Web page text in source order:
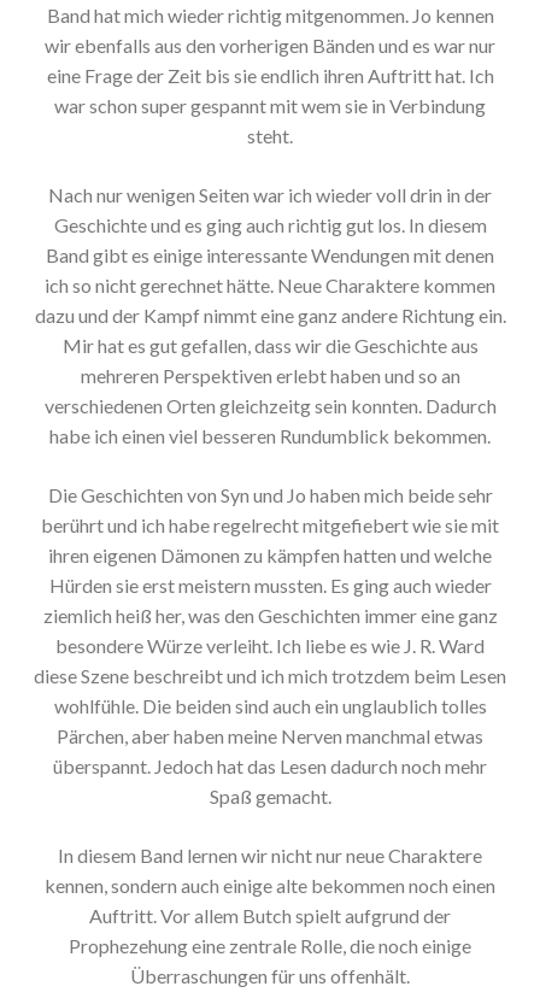
Band hat mich wieder richtig mitgenommen. Jo kennen
wir ebenfalls aus den vorherigen Bänden und es war nur
eine Frage der Zeit bis sie endlich ihren Auftritt hat. Ich
war schon super gespannt mit wem sie in Verbindung
steht.
Nach nur wenigen Seiten war ich wieder voll drin in der
Geschichte und es ging auch richtig gut los. In diesem
Band gibt es einige interessante Wendungen mit denen
ich so nicht gerechnet hätte. Neue Charaktere kommen
dazu und der Kampf nimmt eine ganz andere Richtung ein.
Mir hat es gut gefallen, dass wir die Geschichte aus
mehreren Perspektiven erlebt haben und so an
verschiedenen Orten gleichzeitg sein konnten. Dadurch
habe ich einen viel besseren Rundumblick bekommen.
Die Geschichten von Syn und Jo haben mich beide sehr
berührt und ich habe regelrecht mitgefiebert wie sie mit
ihren eigenen Dämonen zu kämpfen hatten und welche
Hürden sie erst meistern mussten. Es ging auch wieder
ziemlich heiß her, was den Geschichten immer eine ganz
besondere Würze verleiht. Ich liebe es wie J. R. Ward
diese Szene beschreibt und ich mich trotzdem beim Lesen
wohlfühle. Die beiden sind auch ein unglaublich tolles
Pärchen, aber haben meine Nerven manchmal etwas
überspannt. Jedoch hat das Lesen dadurch noch mehr
Spaß gemacht.
In diesem Band lernen wir nicht nur neue Charaktere
kennen, sondern auch einige alte bekommen noch einen
Auftritt. Vor allem Butch spielt aufgrund der
Prophezehung eine zentrale Rolle, die noch einige
Überraschungen für uns offenhält.